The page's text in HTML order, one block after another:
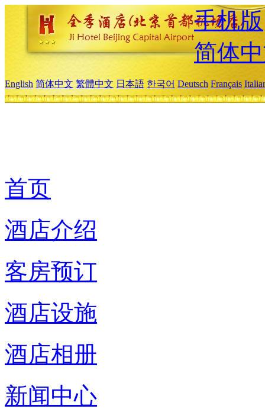
手机版
简体
English 简体中文 繁體中文 日本語 한국어 Deutsch Français
首页
酒店介绍
客房预订
酒店设施
酒店相册
新闻中心